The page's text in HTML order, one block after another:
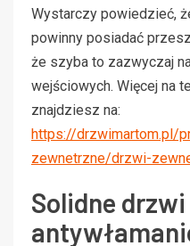
Wystarczy powiedzieć,
powinny posiadać
że szyba to zazwyczaj
wejściowych. Więcej na
znajdziesz na:
https://drzwimartom.pl/
zewnetrzne/drzwi-
Solidne drzwi